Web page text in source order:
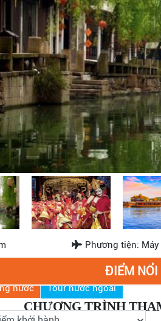
nước Tour nước ngoài
Phương tiện: Máy
ĐIỂM NỔI
CHƯƠNG TRÌNH